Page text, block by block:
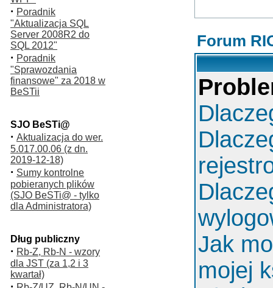
· Poradnik
"Aktualizacja SQL
Server 2008R2 do
SQL 2012"
· Poradnik
"Sprawozdania
finansowe" za 2018 w
BeSTii
SJO BeSTi@
· Aktualizacja do wer.
5.017.00.06 (z dn.
2019-12-18)
· Sumy kontrolne
pobieranych plików
(SJO BeSTi@ - tylko
dla Administratora)
Dług publiczny
· Rb-Z, Rb-N - wzory
dla JST (za 1,2 i 3
kwartał)
Forum
Jak
mojej